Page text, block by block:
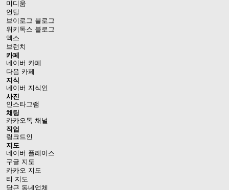
미디움
언틸
브이로그 블로그
위키독스 블로그
엑스
브런치
카페
네이버 카페
다음 카페
지식
네이버 지식인
사진
인스타그램
채팅
카카오톡 채널
직업
링크드인
지도
네이버 플레이스
구글 지도
카카오 지도
티 지도
당근 동네업체